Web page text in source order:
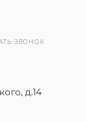
ЗВОНОК
д.14